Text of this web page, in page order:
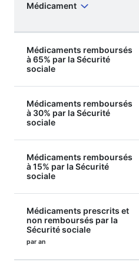
Médicament
Médicaments remboursés
à 65% par la Sécurité
sociale
Médicaments remboursés
à 30% par la Sécurité
sociale
Médicaments remboursés
à 15% par la Sécurité
sociale
Médicaments prescrits et
non remboursés par la
Sécurité sociale
par an